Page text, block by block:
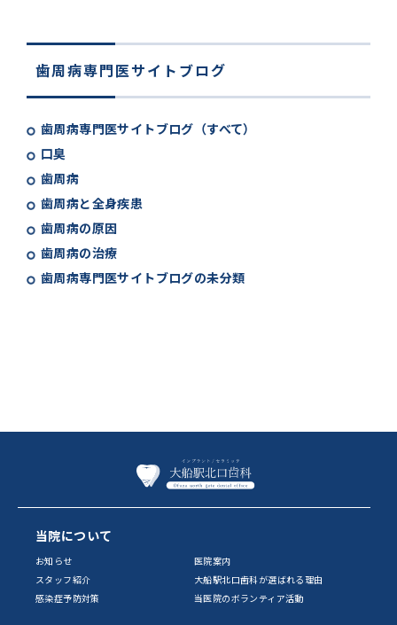
歯周病専門医サイトブログ
歯周病専門医サイトブログ（すべて）
口臭
歯周病
歯周病と全身疾患
歯周病の原因
歯周病の治療
歯周病専門医サイトブログの未分類
当院について
お知らせ
医院案内
スタッフ紹介
大船駅北口歯科が選ばれる理由
感染症予防対策
当医院のボランティア活動